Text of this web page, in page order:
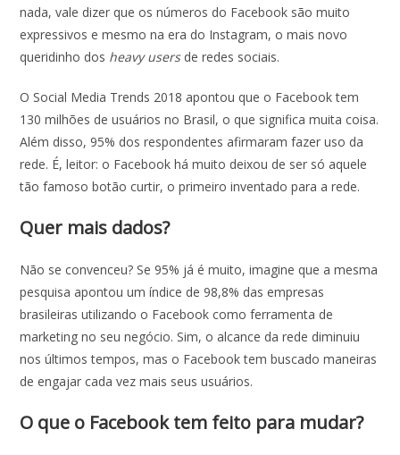
nada, vale dizer que os números do Facebook são muito
expressivos e mesmo na era do Instagram, o mais novo
queridinho dos heavy usersde redes sociais.
O Social Media Trends 2018 apontou que o Facebook tem
130 milhões de usuários no Brasil, o que significa muita coisa.
Além disso, 95% dos respondentes afirmaram fazer uso da
rede. É, leitor: o Facebook há muito deixou de ser só aquele
tão famoso botão curtir, o primeiro inventado para a rede.
Quer mais dados?
Não se convenceu? Se 95% já é muito, imagine que a mesma
pesquisa apontou um índice de 98,8% das empresas
brasileiras utilizando o Facebook como ferramenta de
marketing no seu negócio. Sim, o alcance da rede diminuiu
nos últimos tempos, mas o Facebook tem buscado maneiras
de engajar cada vez mais seus usuários.
O que o Facebook tem feito para mudar?